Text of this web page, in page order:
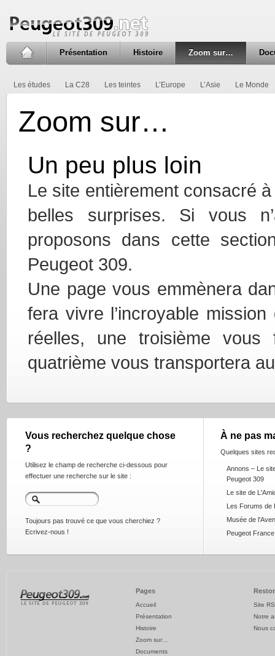
Présentation Histoire Zoom sur…
Les études La C28 Les teintes L’Europe L’Asie Le Monde
Zoom sur…
Un peu plus loin
Le site entièrement consacré
belles surprises. Si vous
proposons dans cette
Peugeot 309.
Une page vous emmènera
fera vivre l’incroyable
réelles, une troisième vous
quatrième vous transportera
Vous recherchez quelque chose
?
Utilisez le champ de recherche ci-dessous pour
effectuer une recherche sur le site :
Toujours pas trouvé ce que vous cherchiez ?
Ecrivez-nous !
À ne pas
Quelques sites
Annons – Le
Peugeot 309
Le site de
Les Forums de
Musée de
Peugeot France
Pages
Accueil
Présentation
Histoire
Zoom sur…
Documents
Site
Notre
Nous